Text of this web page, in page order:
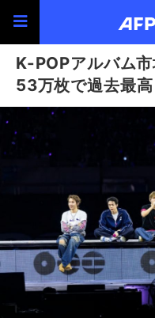
K-POPアルバム
53万枚で過去最高